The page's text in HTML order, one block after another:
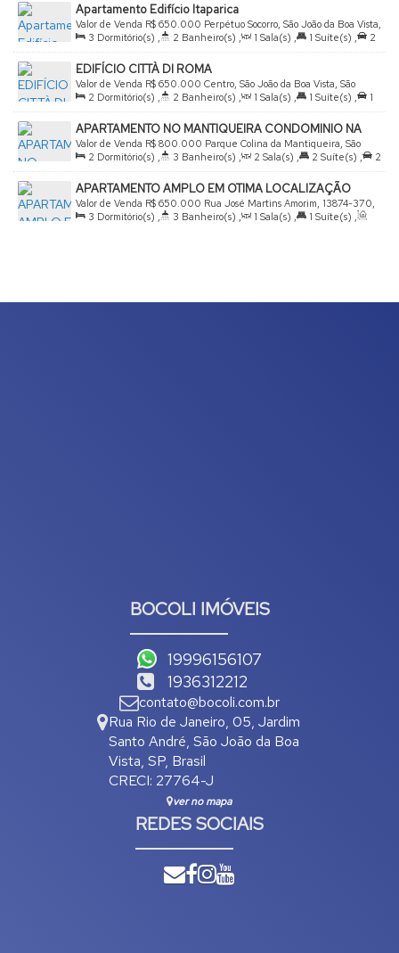
Apartamento Edifício Itaparica
R$ 650.000
Valor de Venda
Perpétuo Socorro, São João da Boa Vista,
São Paulo, Brasil
3 Dormitório(s) , 2 Banheiro(s) , 1 Sala(s) , 1 Suíte(s) ,
2
Vaga(s)
EDIFÍCIO CITTÀ DI ROMA
R$ 650.000
Valor de Venda
Centro, São João da Boa Vista, São
Paulo, Brasil
2 Dormitório(s) , 2 Banheiro(s) , 1 Sala(s) , 1 Suíte(s) ,
1
Vaga(s) , Útil: 72.85m²
APARTAMENTO NO MANTIQUEIRA CONDOMINIO NA
AVENIDA DURVAL NICOLAU
R$ 800.000
Valor de Venda
Parque Colina da Mantiqueira, São
João da Boa Vista, São Paulo, Brasil
2 Dormitório(s) , 3 Banheiro(s) , 2 Sala(s) , 2 Suíte(s) ,
2
Vaga(s) , Útil: 110.00m²
APARTAMENTO AMPLO EM OTIMA LOCALIZAÇÃO
R$ 650.000
Valor de Venda
Rua José Martins Amorim, 13874-370,
Parque Colina da Mantiqueira, São João da Boa Vista, São Paulo,
3 Dormitório(s) , 3 Banheiro(s) , 1 Sala(s) , 1 Suíte(s) ,
BOCOLI IMÓVEIS
19996156107
1936312212
contato@bocoli.com.br
Rua Rio de Janeiro, 05, Jardim
Santo André, São João da Boa
Vista, SP, Brasil
CRECI: 27764-J
ver no mapa
REDES SOCIAIS